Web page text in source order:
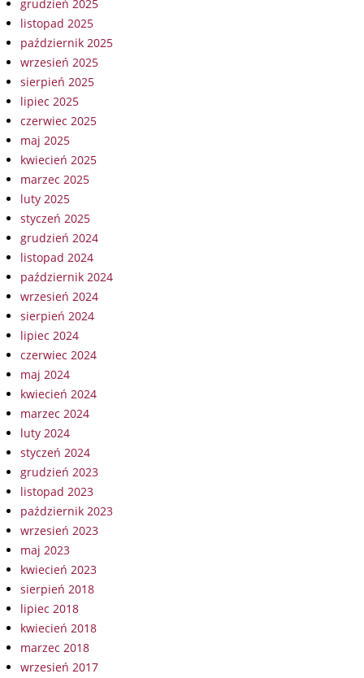
grudzień 2025
listopad 2025
październik 2025
wrzesień 2025
sierpień 2025
lipiec 2025
czerwiec 2025
maj 2025
kwiecień 2025
marzec 2025
luty 2025
styczeń 2025
grudzień 2024
listopad 2024
październik 2024
wrzesień 2024
sierpień 2024
lipiec 2024
czerwiec 2024
maj 2024
kwiecień 2024
marzec 2024
luty 2024
styczeń 2024
grudzień 2023
listopad 2023
październik 2023
wrzesień 2023
maj 2023
kwiecień 2023
sierpień 2018
lipiec 2018
kwiecień 2018
marzec 2018
wrzesień 2017